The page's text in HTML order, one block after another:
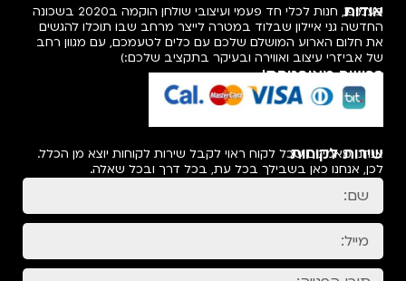
אודות
פעמיפו, חנות לכלי חד פעמי ועיצובי שולחן הוקמה ב2020 בשכונה
החדשה גני איילון שבלוד במטרה לייצר מרחב שבו תוכלו להגשים
את חלום הארוע המושלם שלכם עם כלים לטעמכם, עם מגוון רחב
של אביזרי עיצוב ואווירה ובעיקר בתקציב שלכם:)
רכישה מאובטחת!
שירות לקוחות
אנחנו מאמינים שכל לקוח ראוי לקבל שירות לקוחות יוצא מן הכלל.
לכן, אנחנו כאן בשבילך בכל עת, בכל דרך ובכל שאלה.